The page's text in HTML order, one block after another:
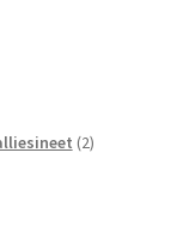
(2)